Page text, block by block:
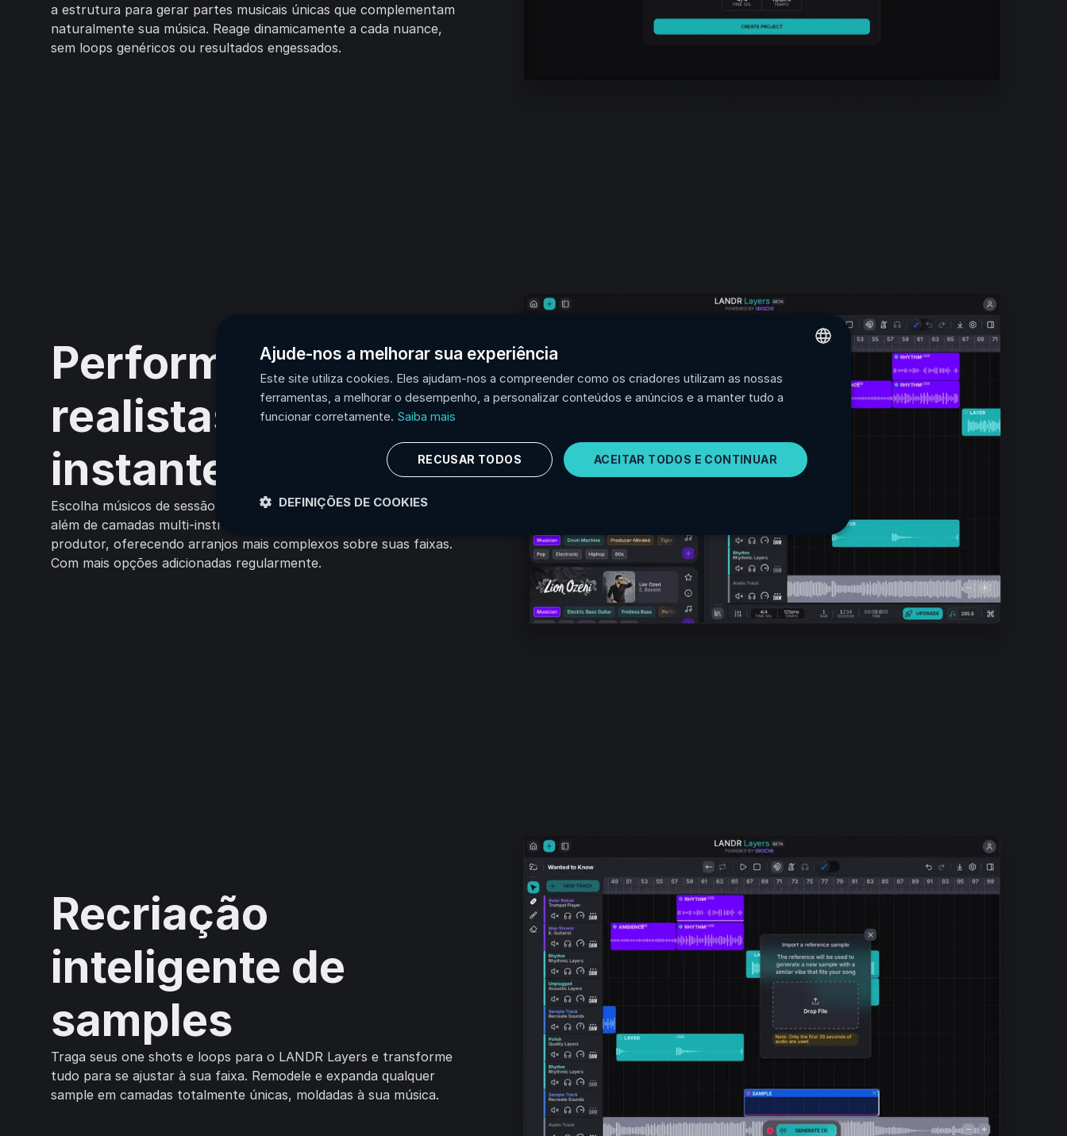
a estrutura para gerar partes musicais únicas que complementam
naturalmente sua música. Reage dinamicamente a cada nuance,
sem loops genéricos ou resultados engessados.
Performances
realistas em
instantes
Escolha músicos de sessão reais tocando instrumentos individuais,
além de camadas multi-instrumentos que agem como um
produtor, oferecendo arranjos mais complexos sobre suas faixas.
Com mais opções adicionadas regularmente.
Recriação
inteligente de
samples
Traga seus one shots e loops para o LANDR Layers e transforme
tudo para se ajustar à sua faixa. Remodele e expanda qualquer
sample em camadas totalmente únicas, moldadas à sua música.
ENGLISH
FRENCH
PORTUGUESE
JAPANESE
KOREAN
Ajude-nos a melhorar sua experiência
Este site utiliza cookies. Eles ajudam-nos a compreender como os criadores utilizam as nossas
ferramentas, a melhorar o desempenho, a personalizar conteúdos e anúncios e a manter tudo a
funcionar corretamente. Saiba mais
ACEITAR TODOS E CONTINUAR
RECUSAR TODOS
DEFINIÇÕES DE COOKIES